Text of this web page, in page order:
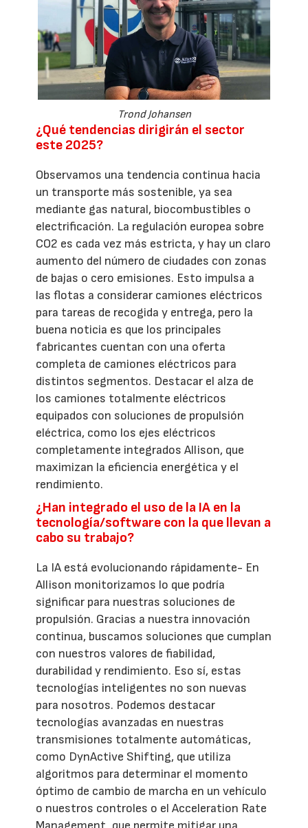
Trond Johansen
¿Qué tendencias dirigirán el sector
este 2025?
Observamos una tendencia continua hacia
un transporte más sostenible, ya sea
mediante gas natural, biocombustibles o
electrificación. La regulación europea sobre
CO2 es cada vez más estricta, y hay un claro
aumento del número de ciudades con zonas
de bajas o cero emisiones. Esto impulsa a
las flotas a considerar camiones eléctricos
para tareas de recogida y entrega, pero la
buena noticia es que los principales
fabricantes cuentan con una oferta
completa de camiones eléctricos para
distintos segmentos. Destacar el alza de
los camiones totalmente eléctricos
equipados con soluciones de propulsión
eléctrica, como los ejes eléctricos
completamente integrados Allison, que
maximizan la eficiencia energética y el
rendimiento.
¿Han integrado el uso de la IA en la
tecnología/software con la que llevan a
cabo su trabajo?
La IA está evolucionando rápidamente- En
Allison monitorizamos lo que podría
significar para nuestras soluciones de
propulsión. Gracias a nuestra innovación
continua, buscamos soluciones que cumplan
con nuestros valores de fiabilidad,
durabilidad y rendimiento. Eso sí, estas
tecnologías inteligentes no son nuevas
para nosotros. Podemos destacar
tecnologías avanzadas en nuestras
transmisiones totalmente automáticas,
como DynActive Shifting, que utiliza
algoritmos para determinar el momento
óptimo de cambio de marcha en un vehículo
o nuestros controles o el Acceleration Rate